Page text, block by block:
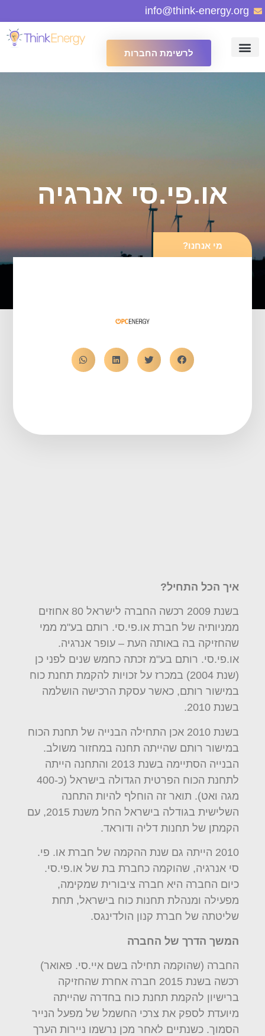
info@think-energy.org
לרשימת החברות
או.פי.סי אנרגיה
מי אנחנו?
איך הכל התחיל?
בשנת 2009 רכשה החברה לישראל 80 אחוזים
ממניותיה של חברת או.פי.סי. רותם בע"מ ממי
שהחזיקה בה באותה העת – עופר אנרגיה.
או.פי.סי. רותם בע"מ זכתה כחמש שנים לפני כן
(שנת 2004) במכרז על זכויות להקמת תחנת כוח
במישור רותם, כאשר עסקת הרכישה הושלמה
בשנת 2010.
בשנת 2010 אכן התחילה הבנייה של תחנת הכוח
במישור רותם שהייתה תחנה במחזור משולב.
הבנייה הסתיימה בשנת 2013 והתחנה הייתה
לתחנת הכוח הפרטית הגדולה בישראל (כ-400
מגה ואט). תואר זה הוחלף להיות התחנה
השלישית בגודלה בישראל החל משנת 2015, עם
הקמתן של תחנות דליה ודוראד.
2010 הייתה גם שנת ההקמה של חברת או. פי.
סי אנרגיה, שהוקמה כחברת בת של או.פי.סי.
כיום החברה היא חברה ציבורית שמקימה,
מפעילה ומנהלת תחנות כוח בישראל, תחת
שליטתה של חברת קנון הולדינגס.
המשך הדרך של החברה
החברה (שהוקמה תחילה בשם איי.סי. פאואר)
רכשה בשנת 2015 חברה אחרת שהחזיקה
ברישיון להקמת תחנת כוח בחדרה שהייתה
מיועדת לספק את צרכי החשמל של מפעל הנייר
הסמוך. כשנתיים לאחר מכן נרשמו ניירות הערך